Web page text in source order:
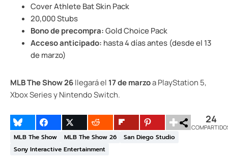
Cover Athlete Bat Skin Pack
20,000 Stubs
Bono de precompra:Gold Choice Pack
Acceso anticipado: hasta 4 días antes (desde el 13
de marzo)
MLB The Show 26llegará el 17 de marzoa PlayStation 5,
Xbox Series y Nintendo Switch.
24
MLB The Show MLB The Show 26
San Diego Studio
Sony Interactive Entertainment